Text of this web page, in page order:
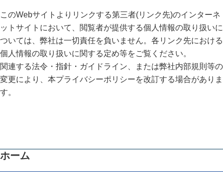
このWebサイトよりリンクする第三者(リンク先)のインターネ
ットサイトにおいて、閲覧者が提供する個人情報の取り扱いに
ついては、弊社は一切責任を負いません。各リンク先における
個人情報の取り扱いに関する定め等をご覧ください。
関連する法令・指針・ガイドライン、または弊社内部規則等の
変更により、本プライバシーポリシーを改訂する場合がありま
す。
ホーム